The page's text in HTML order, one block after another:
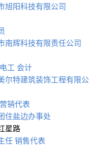
旭阳科技有限公司
南辉科技有限责任公司
电工 会计
尔特建筑装饰工程有限
营销代表
住盐边办事处
星路
任销售代表